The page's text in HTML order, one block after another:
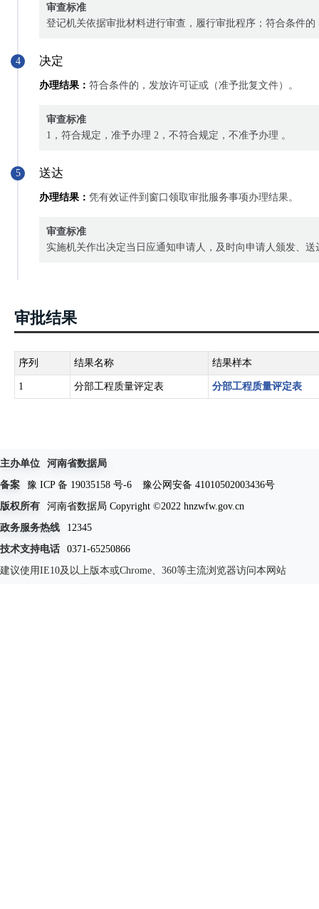
审查标准
登记机关依据审批材料进行审查，履行审批程序；符合条件
4 决定
办理结果： 符合条件的，发放许可证或（准予批复文件）。
审查标准
1，符合规定，准予办理 2，不符合规定，不准予办理 。
5 送达
办理结果： 凭有效证件到窗口领取审批服务事项办理结果。
审查标准
实施机关作出决定当日应通知申请人，及时向申请人颁发、
审批结果
序列 结果名称 结果样本
1 分部工程质量评定表 分部工程质量评定表
主办单位
河南省数据局
备案
豫 ICP 备 19035158 号-6
豫公网安备 41010502003436号
版权所有
河南省数据局 Copyright ©2022 hnzwfw.gov.cn
政务服务热线
12345
技术支持电话
0371-65250866
建议使用IE10及以上版本或Chrome、360等主流浏览器访问本网站